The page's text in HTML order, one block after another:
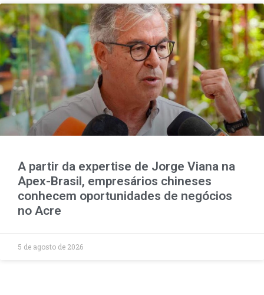
A partir da expertise de Jorge Viana na
Apex-Brasil, empresários chineses
conhecem oportunidades de negócios
no Acre
5 de agosto de 2026